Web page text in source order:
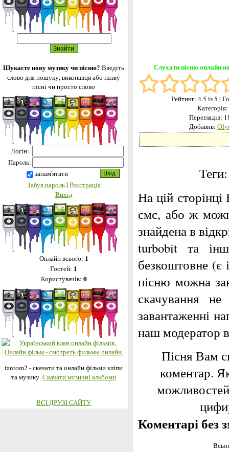
Шукаєте нову музику чи пісню? Введіть
слово для пошуку, виконавця або назву
пісні чи просто слово
Логін:
Пароль:
запам'ятати
Забув пароль| Реєстрація
Вихід
Онлайн всього: 1
Гостей: 1
Користувачів: 0
fantom2 - скачати та онлайн фільми кліпи
та музику.Скачати музичні альбоми
ВСІ ДРУЗІ САЙТУ
Слухати пісню онлайн
Рейтинг: 4.5 із 5 |
Категорія:
Переглядів:
Добавив:
На цій
смс, або ж
знайдена в
turbobit та
безкоштовне (є
пісню можна
скачування
завантаженні
наш модератор
Пісня Вам
коментар.
Коментарі без